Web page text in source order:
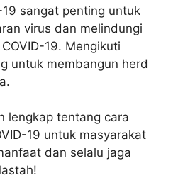
19 sangat penting untuk
virus dan melindungi
19. Mengikuti
untuk membangun herd
lengkap tentang cara
19 untuk masyarakat
dan selalu jaga